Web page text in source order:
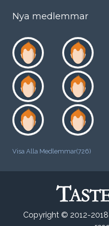
Nya medlemmar
Visa Alla Medlemmar(726)
Copyright © 2012-